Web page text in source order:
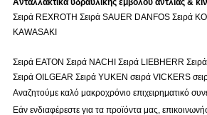
Ανταλλακτικά υδραυλικής εμβόλου αντλίας &
Σειρά REXROTH Σειρά SAUER DANFOS Σειρά
KAWASAKI
Σειρά EATON Σειρά NACHI Σειρά LIEBHERR
Σειρά OILGEAR Σειρά YUKEN σειρά VICKERS
Αναζητούμε καλό μακροχρόνιο επιχειρηματικό
Εάν ενδιαφέρεστε για τα προϊόντα μας,